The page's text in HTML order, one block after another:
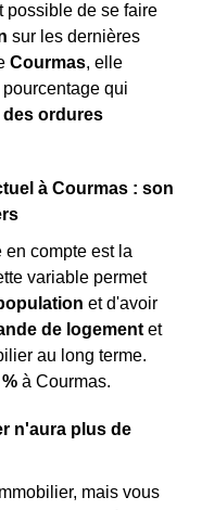
possible de se faire
sur les dernières
Courmas, elle
pourcentage qui
ordures
à Courmas : son
en compte est la
variable permet
et d'avoir
de logement et
au long terme.
à Courmas.
n'aura plus de
mais vous